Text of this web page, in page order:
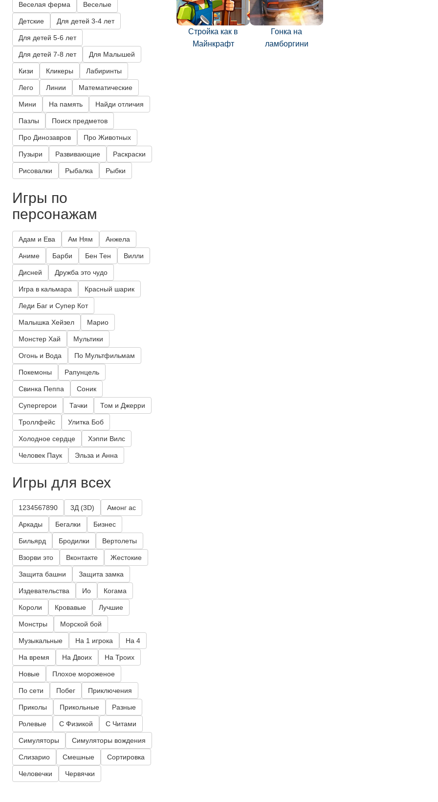
Стройка как в
Майнкрафт
Гонка на
ламборгини
Веселая ферма Веселые
Детские Для детей 3-4 лет
Для детей 5-6 лет
Для детей 7-8 лет Для Малышей
Кизи Кликеры Лабиринты
Лего Линии Математические
Мини На память Найди отличия
Пазлы Поиск предметов
Про Динозавров Про Животных
Пузыри Развивающие Раскраски
Рисовалки Рыбалка Рыбки
Игры по
персонажам
Адам и Ева Ам Ням Анжела
Аниме Барби Бен Тен Вилли
Дисней Дружба это чудо
Игра в кальмара Красный шарик
Леди Баг и Супер Кот
Малышка Хейзел Марио
Монстер Хай Мультики
Огонь и Вода По Мультфильмам
Покемоны Рапунцель
Свинка Пеппа Соник
Супергерои Тачки Том и Джерри
Троллфейс Улитка Боб
Холодное сердце Хэппи Вилс
Человек Паук Эльза и Анна
Игры для всех
1234567890 3Д (3D) Амонг ас
Аркады Бегалки Бизнес
Бильярд Бродилки Вертолеты
Взорви это Вконтакте Жестокие
Защита башни Защита замка
Издевательства Ио Когама
Короли Кровавые Лучшие
Монстры Морской бой
Музыкальные На 1 игрока На 4
На время На Двоих На Троих
Новые Плохое мороженое
По сети Побег Приключения
Приколы Прикольные Разные
Ролевые С Физикой С Читами
Симуляторы Симуляторы вождения
Слизарио Смешные Сортировка
Человечки Червячки